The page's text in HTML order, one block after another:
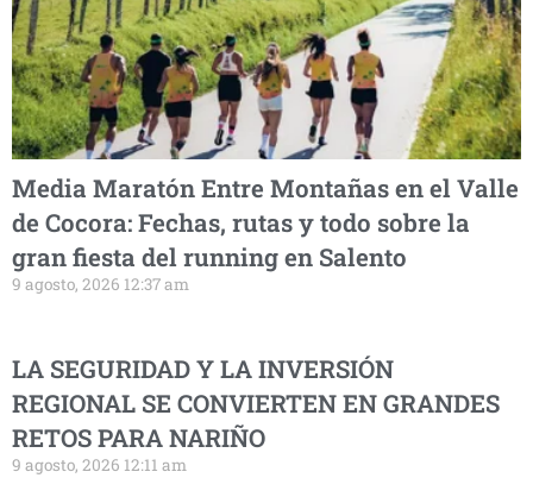
Media Maratón Entre Montañas en el Valle
de Cocora: Fechas, rutas y todo sobre la
gran fiesta del running en Salento
9 agosto, 2026 12:37 am
LA SEGURIDAD Y LA INVERSIÓN
REGIONAL SE CONVIERTEN EN GRANDES
RETOS PARA NARIÑO
9 agosto, 2026 12:11 am